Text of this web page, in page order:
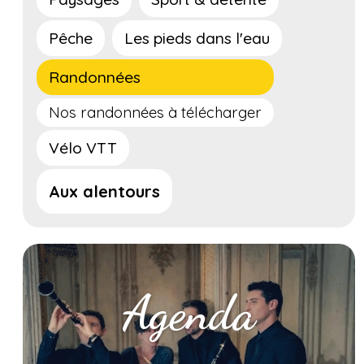
Pêche
Les pieds dans l'eau
Randonnées
Nos randonnées à télécharger
Vélo VTT
Aux alentours
Agenda